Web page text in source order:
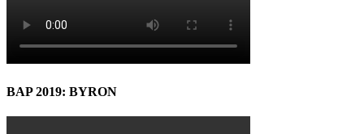
BAP 2019: BYRON